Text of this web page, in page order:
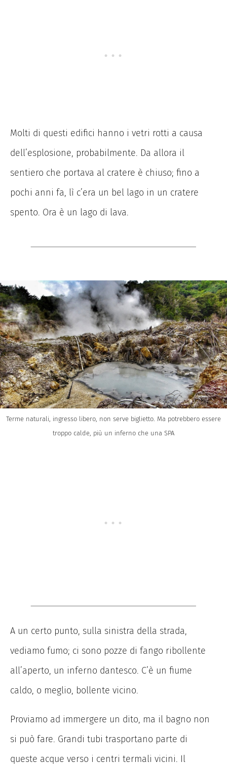
Molti di questi edifici hanno i vetri rotti a causa
dell’esplosione, probabilmente. Da allora il
sentiero che portava al cratere è chiuso; fino a
pochi anni fa, lì c’era un bel lago in un cratere
spento. Ora è un lago di lava.
Terme naturali, ingresso libero, non serve biglietto. Ma potrebbero essere
troppo calde, più un inferno che una SPA
A un certo punto, sulla sinistra della strada,
vediamo fumo; ci sono pozze di fango ribollente
all’aperto, un inferno dantesco. C’è un fiume
caldo, o meglio, bollente vicino.
Proviamo ad immergere un dito, ma il bagno non
si può fare. Grandi tubi trasportano parte di
queste acque verso i centri termali vicini. Il